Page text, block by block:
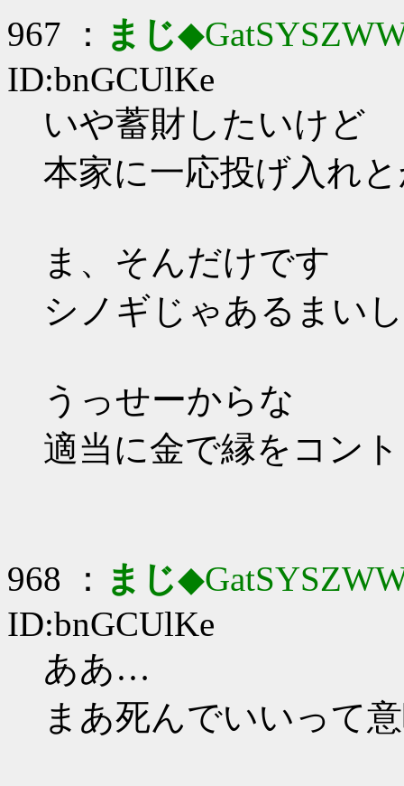
967 ： まじ
ID:bnGCUlKe
いや蓄財したいけど
本家に一応投げ入れ
ま、そんだけです
シノギじゃあるまいし
うっせーからな
適当に金で縁をコン
968 ： まじ
ID:bnGCUlKe
ああ…
まあ死んでいいって